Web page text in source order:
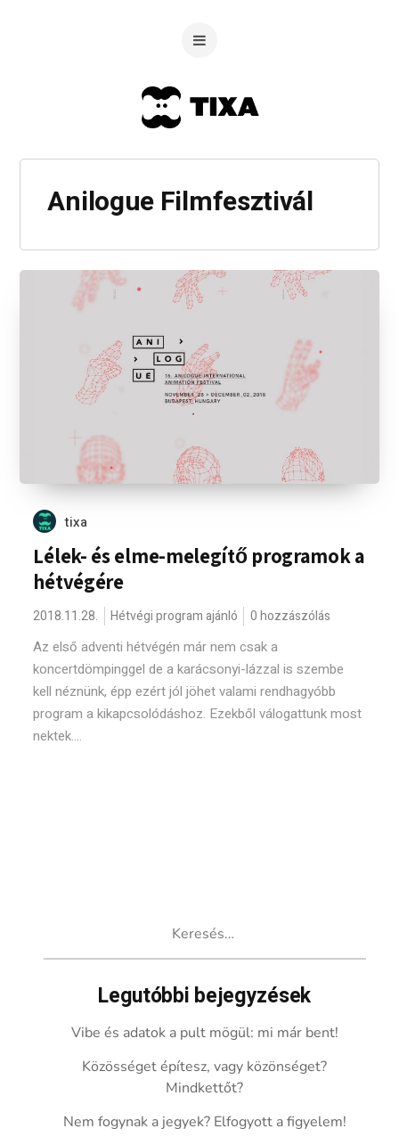
Anilogue Filmfesztivál
tixa
Lélek- és elme-melegítő programok a
hétvégére
2018.11.28. Hétvégi program ajánló 0 hozzászólás
Az első adventi hétvégén már nem csak a
koncertdömpinggel de a karácsonyi-lázzal is szembe
kell néznünk, épp ezért jól jöhet valami rendhagyóbb
program a kikapcsolódáshoz. Ezekből válogattunk most
nektek....
Legutóbbi bejegyzések
Vibe és adatok a pult mögül: mi már bent!
Közösséget építesz, vagy közönséget?
Mindkettőt?
Nem fogynak a jegyek? Elfogyott a figyelem!